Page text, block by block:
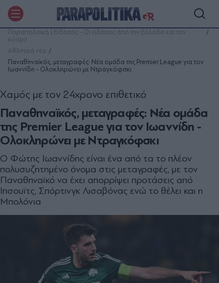
Παραπολιτικά | Ειδήσεις - Οι ειδήσεις από την Ελλάδα και τον
κόσμο
Αθλητικά νέα
Παναθηναϊκός, μεταγραφές: Νέα ομάδα της Premier League για τον
Ιωαννίδη - Ολοκληρώνει με Ντραγκόφσκι
Παναθηναϊκός, μεταγραφές: Νέα ομάδα
της Premier League για τον Ιωαννίδη -
Ολοκληρώνει με Ντραγκόφσκι
Χαμός με τον 24χρονο επιθετικό
Ο Φώτης Ιωαννίδης είναι ένα από τα το πλέον
πολυσυζητημένο όνομα στις μεταγραφές, με τον
Παναθηναϊκό να έχει απορρίψει προτάσεις από
Ίπσουϊτς, Σπόρτινγκ Λισαβόνας ενώ το θέλει και η
Μπολόνια